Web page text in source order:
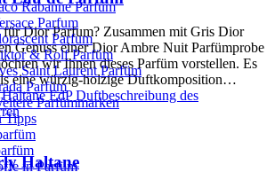
Rabanne Parfüm
Parfum
Parfum
& Rolf Parfüm
Saint Laurent Parfüm
Parfüm
Parfümmarken
Tipps
in Parfüm
für Dior Parfum? Zusammen mit Gris Dior
Genuss einer Dior Ambre Nuit Parfümprobe
wir Ihnen dieses Parfüm vorstellen. Es
eine würzig-holzige Duftkomposition…
Haltane